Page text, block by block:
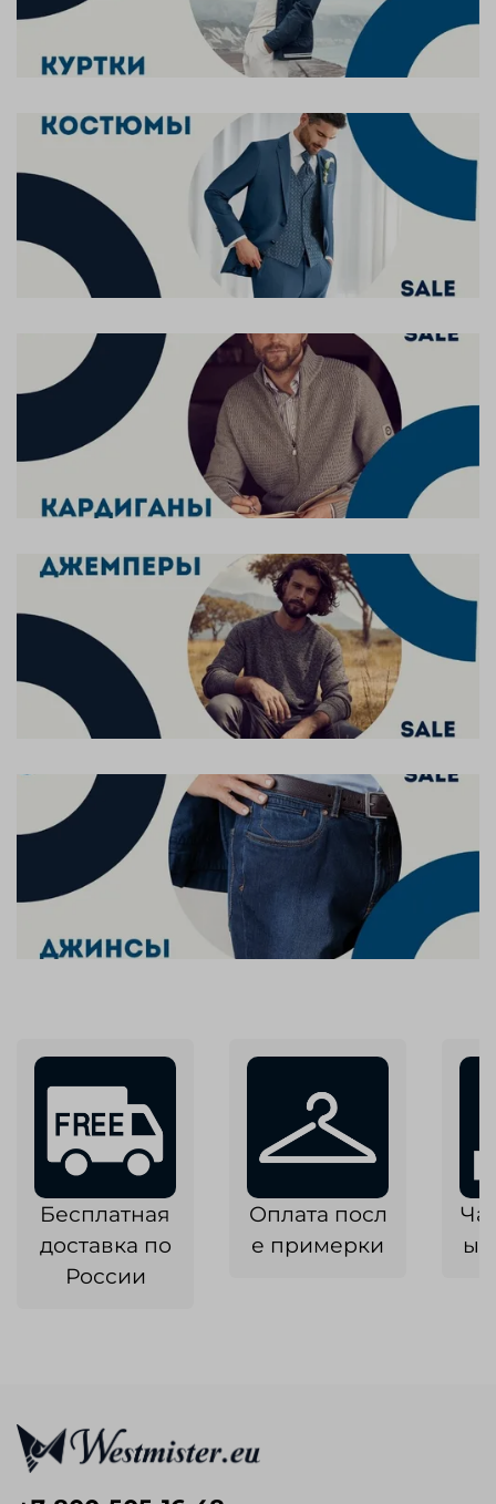
Бесплатная
доставка по
России
Оплата посл
е примерки